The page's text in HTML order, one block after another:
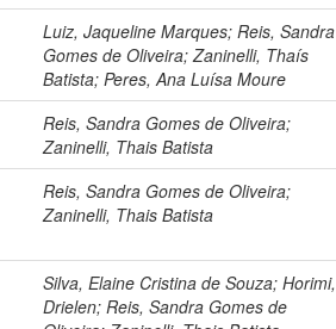
Luiz, Jaqueline Marques; Reis, Sandra
Gomes de Oliveira; Zaninelli, Thaís
Batista; Peres, Ana Luísa Moure
Reis, Sandra Gomes de Oliveira;
Zaninelli, Thais Batista
Reis, Sandra Gomes de Oliveira;
Zaninelli, Thais Batista
Silva, Elaine Cristina de Souza; Horimi,
Drielen; Reis, Sandra Gomes de